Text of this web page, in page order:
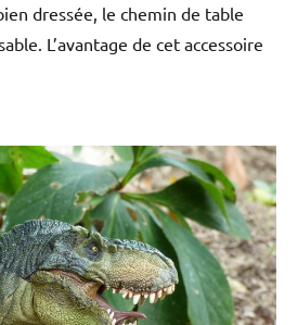
dressée, le chemin de table
L’avantage de cet accessoire